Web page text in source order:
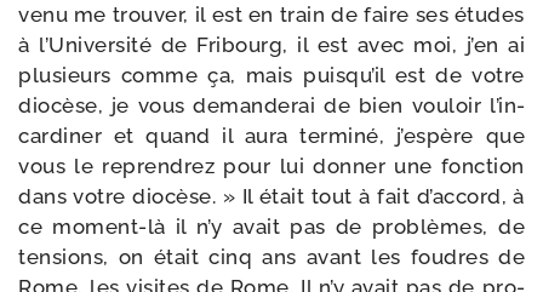
venu me trou­ver, il est en train de faire ses études
à l’Université de Fribourg, il est avec moi, j’en ai
plu­sieurs comme ça, mais puis­qu’il est de votre
dio­cèse, je vous deman­de­rai de bien vou­loir l’in­
car­di­ner et quand il aura ter­mi­né, j’es­père que
vous le repren­drez pour lui don­ner une fonc­tion
dans votre dio­cèse. » Il était tout à fait d’ac­cord, à
ce moment-​là il n’y avait pas de pro­blèmes, de
ten­sions, on était cinq ans avant les foudres de
Rome, les visites de Rome. Il n’y avait pas de pro­